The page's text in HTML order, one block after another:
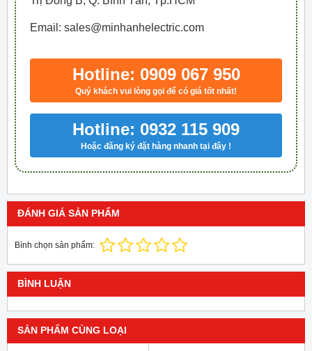
Email: sales@minhanhelectric.com
Hotline: 0909 067 950
Quý khách vui lòng gọi để có giá tốt nhất!
Hotline: 0932 115 909
Hoặc đăng ký đặt hàng nhanh tại đây !
ĐÁNH GIÁ SẢN PHẨM
Bình chọn sản phẩm:
BÌNH LUẬN
SẢN PHẨM CÙNG LOẠI